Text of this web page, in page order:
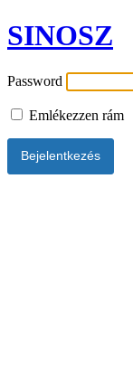
SINOSZ
Password
Emlékezzen rám